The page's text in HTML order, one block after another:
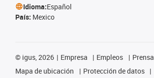
Idioma:Español
País: Mexico
© igus, 2026 Empresa Empleos Prensa
Mapa de ubicación
Protección de datos